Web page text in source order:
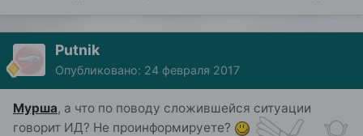
Putnik
Опубликовано: 24 февраля 2017
Мурша, а что по поводу сложившейся ситуации
говорит ИД? Не проинформируете?